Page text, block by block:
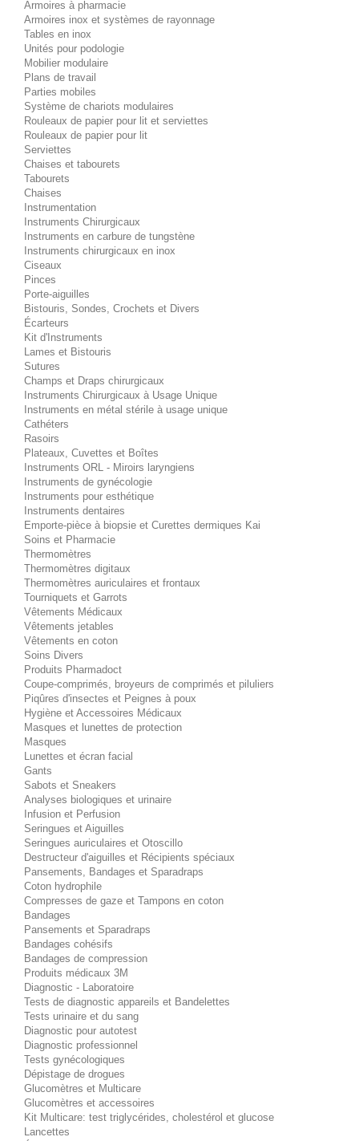
Armoires à pharmacie
Armoires inox et systèmes de rayonnage
Tables en inox
Unités pour podologie
Mobilier modulaire
Plans de travail
Parties mobiles
Système de chariots modulaires
Rouleaux de papier pour lit et serviettes
Rouleaux de papier pour lit
Serviettes
Chaises et tabourets
Tabourets
Chaises
Instrumentation
Instruments Chirurgicaux
Instruments en carbure de tungstène
Instruments chirurgicaux en inox
Ciseaux
Pinces
Porte-aiguilles
Bistouris, Sondes, Crochets et Divers
Écarteurs
Kit d'Instruments
Lames et Bistouris
Sutures
Champs et Draps chirurgicaux
Instruments Chirurgicaux à Usage Unique
Instruments en métal stérile à usage unique
Cathéters
Rasoirs
Plateaux, Cuvettes et Boîtes
Instruments ORL - Miroirs laryngiens
Instruments de gynécologie
Instruments pour esthétique
Instruments dentaires
Emporte-pièce à biopsie et Curettes dermiques Kai
Soins et Pharmacie
Thermomètres
Thermomètres digitaux
Thermomètres auriculaires et frontaux
Tourniquets et Garrots
Vêtements Médicaux
Vêtements jetables
Vêtements en coton
Soins Divers
Produits Pharmadoct
Coupe-comprimés, broyeurs de comprimés et piluliers
Piqûres d'insectes et Peignes à poux
Hygiène et Accessoires Médicaux
Masques et lunettes de protection
Masques
Lunettes et écran facial
Gants
Sabots et Sneakers
Analyses biologiques et urinaire
Infusion et Perfusion
Seringues et Aiguilles
Seringues auriculaires et Otoscillo
Destructeur d'aiguilles et Récipients spéciaux
Pansements, Bandages et Sparadraps
Coton hydrophile
Compresses de gaze et Tampons en coton
Bandages
Pansements et Sparadraps
Bandages cohésifs
Bandages de compression
Produits médicaux 3M
Diagnostic - Laboratoire
Tests de diagnostic appareils et Bandelettes
Tests urinaire et du sang
Diagnostic pour autotest
Diagnostic professionnel
Tests gynécologiques
Dépistage de drogues
Glucomètres et Multicare
Glucomètres et accessoires
Kit Multicare: test triglycérides, cholestérol et glucose
Lancettes